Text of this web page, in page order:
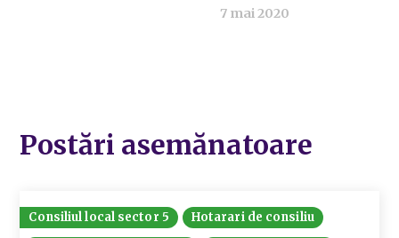
7 mai 2020
Postări asemănatoare
Consiliul local sector 5
Hotarari de consiliu